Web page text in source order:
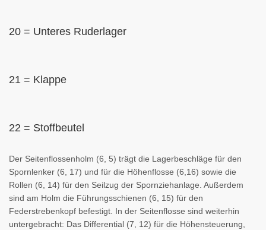
20 = Unteres Ruderlager
21 = Klappe
22 = Stoffbeutel
Der Seitenflossenholm (6, 5) trägt die Lagerbeschläge für den
Spornlenker (6, 17) und für die Höhenflosse (6,16) sowie die
Rollen (6, 14) für den Seilzug der Spornziehanlage. Außerdem
sind am Holm die Führungsschienen (6, 15) für den
Federstrebenkopf befestigt. In der Seitenflosse sind weiterhin
untergebracht: Das Differential (7, 12) für die Höhensteuerung,